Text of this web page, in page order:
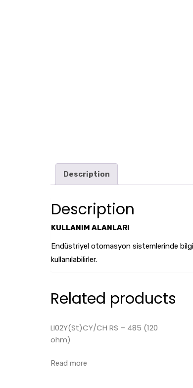
Description
Description
KULLANIM ALANLARI
Endüstriyel otomasyon sistemlerinde
kullanılabilirler.
Related products
LI02Y(St)CY/CH RS – 485 (120
ohm)
Read more